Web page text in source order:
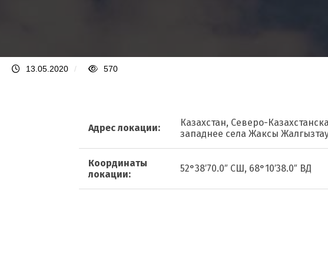
13.05.2020 / 570
Адрес локации:
Казахстан, Северо-
западнее села Жаксы
Координаты
локации:
52°38′70.0″ СШ, 68°10′38.0″ ВД